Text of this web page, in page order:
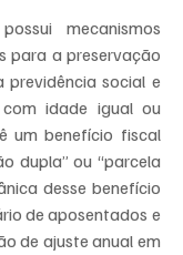
mecanismos
para a preservação
social e
idade igual ou
um benefício fiscal
dupla” ou “parcela
desse benefício
de aposentados e
de ajuste anual em